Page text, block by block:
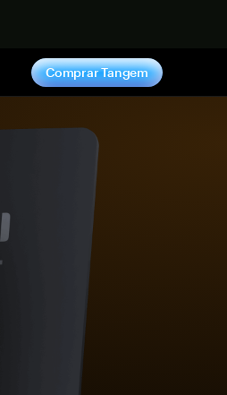
Comprar Tangem